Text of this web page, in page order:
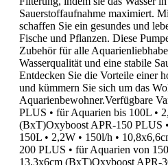
Sauerstoffaufnahme maximiert.
schaffen Sie ein gesundes und
Fische und Pflanzen. Diese
Zubehör für alle
Wasserqualität und eine stabile
Entdecken Sie die Vorteile einer
und kümmern Sie sich um das
Aquarienbewohner.Verfügbare
PLUS • für Aquarien bis 100L •
(BxT)Oxyboost APR-150 PLUS
150L • 2,2W • 150l/h •
200 PLUS • für Aquarien von
13,3x6cm (BxT)Oxyboost APR-